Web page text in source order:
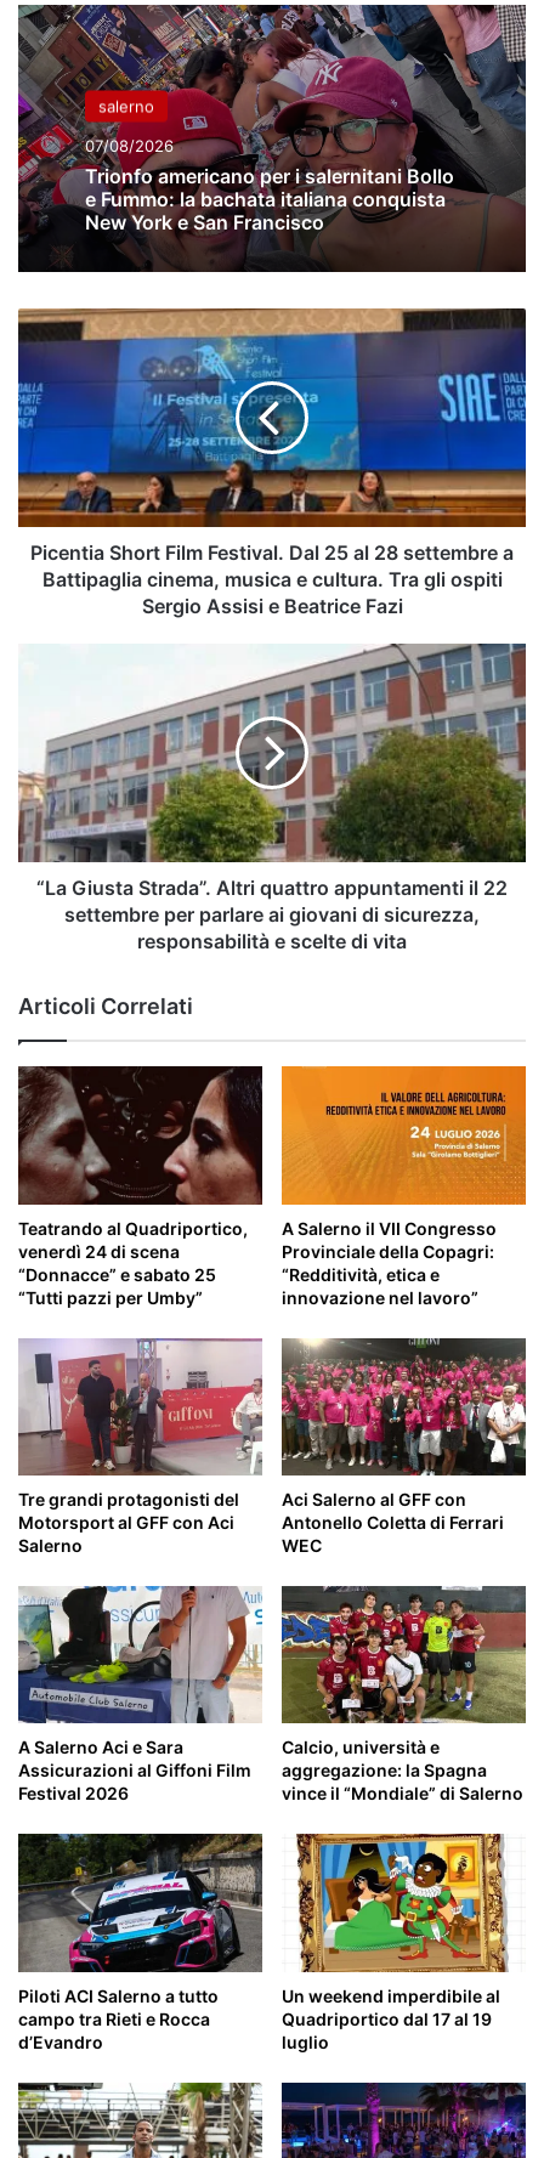
salerno
07/08/2026
Trionfo americano per i salernitani Bollo
e Fummo: la bachata italiana conquista
New York e San Francisco
Picentia
Short
Festival.
Dal
al
28
settembre
Battipaglia
ospiti
Sergio
Assisi
e
Beatrice
Fazi
Picentia Short Film Festival. Dal 25 al 28 settembre a
Battipaglia cinema, musica e cultura. Tra gli ospiti
Sergio Assisi e Beatrice Fazi
quattro
appuntamenti
il
22
settembre
per
parlare
sicurezza,
responsabilità
e
scelte
di
vita
“La Giusta Strada”. Altri quattro appuntamenti il 22
settembre per parlare ai giovani di sicurezza,
responsabilità e scelte di vita
Articoli Correlati
Teatrando al Quadriportico,
venerdì 24 di scena
“Donnacce” e sabato 25
“Tutti pazzi per Umby”
A Salerno il VII Congresso
Provinciale della Copagri:
“Redditività, etica e
innovazione nel lavoro”
Tre grandi protagonisti del
Motorsport al GFF con Aci
Salerno
Aci Salerno al GFF con
Antonello Coletta di Ferrari
WEC
A Salerno Aci e Sara
Assicurazioni al Giffoni Film
Festival 2026
Calcio, università e
aggregazione: la Spagna
vince il “Mondiale” di Salerno
Piloti ACI Salerno a tutto
campo tra Rieti e Rocca
d’Evandro
Un weekend imperdibile al
Quadriportico dal 17 al 19
luglio